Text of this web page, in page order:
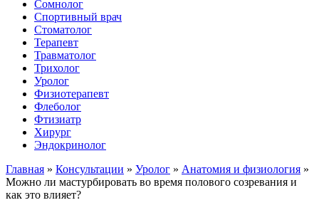
Сомнолог
Спортивный врач
Стоматолог
Терапевт
Травматолог
Трихолог
Уролог
Физиотерапевт
Флеболог
Фтизиатр
Хирург
Эндокринолог
Главная » Консультации » Уролог » Анатомия и физиология »
Можно ли мастурбировать во время полового созревания и
как это влияет?